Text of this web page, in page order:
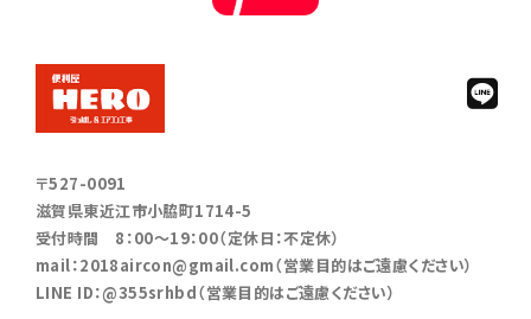
〒527-0091
滋賀県東近江市小脇町1714-5
受付時間 8：00～19：00（定休日：不定休）
mail：2018aircon@gmail.com（営業目的はご遠慮ください）
LINE ID：@355srhbd（営業目的はご遠慮ください）